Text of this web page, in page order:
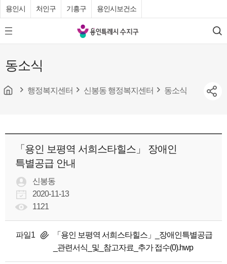
용인시 처인구 기흥구 용인시보건소
모
바
메
뉴
튼
용
인
수
청
검
색
동소식
행정복지센터 신봉동 행정복지센터 동소식
「용인 보평역 서희스타힐스」 장애인
특별공급 안내
신봉동
2020-11-13
1121
파일1
「용인 보평역 서희스타힐스」_장애인특별공급
_관련서식_및_참고자료_추가 접수(0).hwp